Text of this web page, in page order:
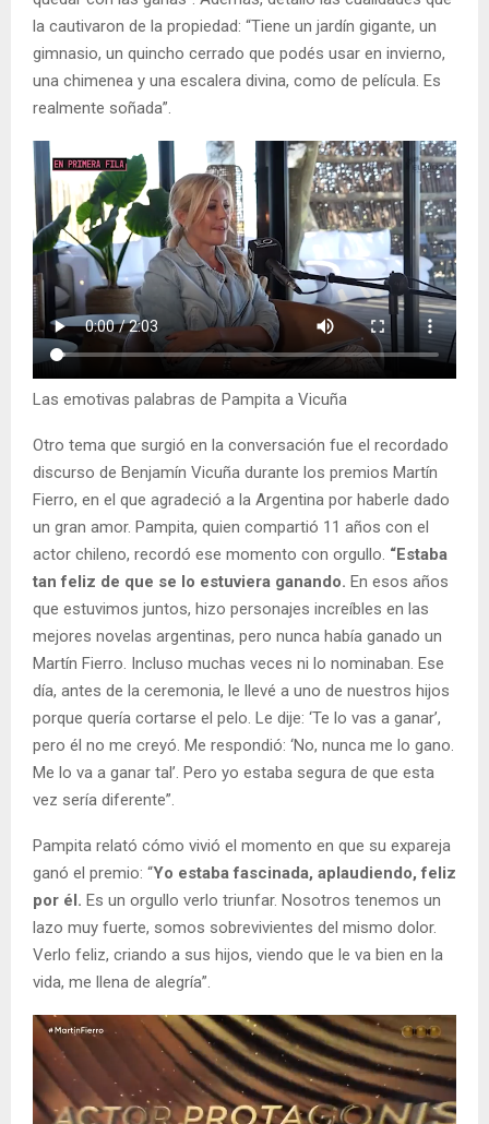
la cautivaron de la propiedad: “Tiene un jardín gigante, un
gimnasio, un quincho cerrado que podés usar en invierno,
una chimenea y una escalera divina, como de película. Es
realmente soñada”.
Las emotivas palabras de Pampita a Vicuña
Otro tema que surgió en la conversación fue el recordado
discurso de Benjamín Vicuña durante los premios Martín
Fierro, en el que agradeció a la Argentina por haberle dado
un gran amor. Pampita, quien compartió 11 años con el
actor chileno, recordó ese momento con orgullo. “Estaba
tan feliz de que se lo estuviera ganando. En esos años
que estuvimos juntos, hizo personajes increíbles en las
mejores novelas argentinas, pero nunca había ganado un
Martín Fierro. Incluso muchas veces ni lo nominaban. Ese
día, antes de la ceremonia, le llevé a uno de nuestros hijos
porque quería cortarse el pelo. Le dije: ‘Te lo vas a ganar’,
pero él no me creyó. Me respondió: ‘No, nunca me lo gano.
Me lo va a ganar tal’. Pero yo estaba segura de que esta
vez sería diferente”.
Pampita relató cómo vivió el momento en que su expareja
ganó el premio: “Yo estaba fascinada, aplaudiendo, feliz
por él. Es un orgullo verlo triunfar. Nosotros tenemos un
lazo muy fuerte, somos sobrevivientes del mismo dolor.
Verlo feliz, criando a sus hijos, viendo que le va bien en la
vida, me llena de alegría”.